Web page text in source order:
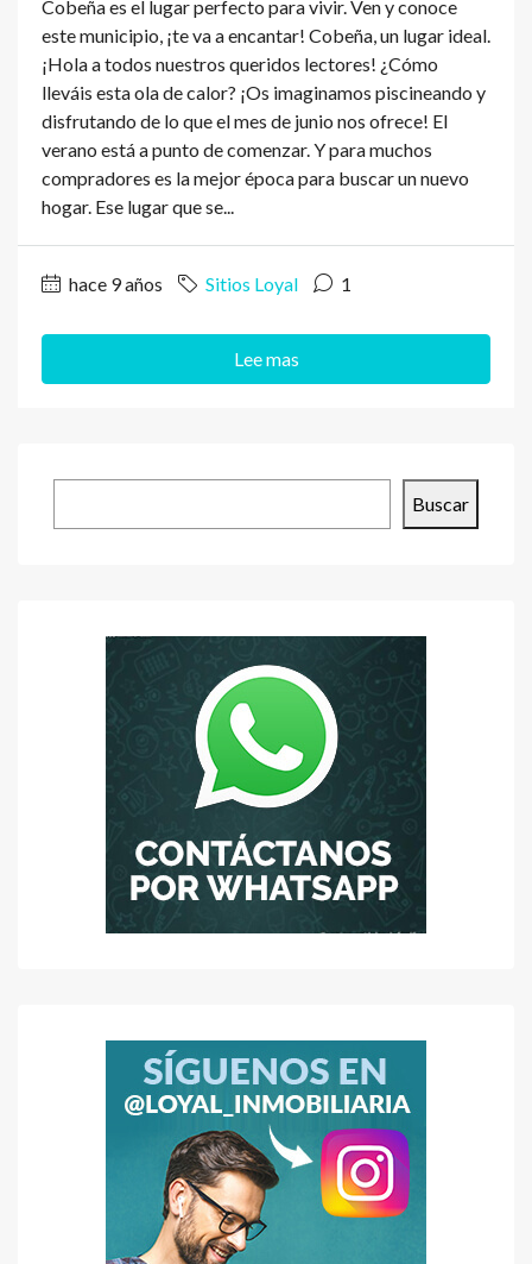
Cobeña es el lugar perfecto para vivir. Ven y conoce
este municipio, ¡te va a encantar! Cobeña, un lugar ideal.
¡Hola a todos nuestros queridos lectores! ¿Cómo
lleváis esta ola de calor? ¡Os imaginamos piscineando y
disfrutando de lo que el mes de junio nos ofrece! El
verano está a punto de comenzar. Y para muchos
compradores es la mejor época para buscar un nuevo
hogar. Ese lugar que se...
hace 9 años Sitios Loyal 1
Lee mas
Buscar